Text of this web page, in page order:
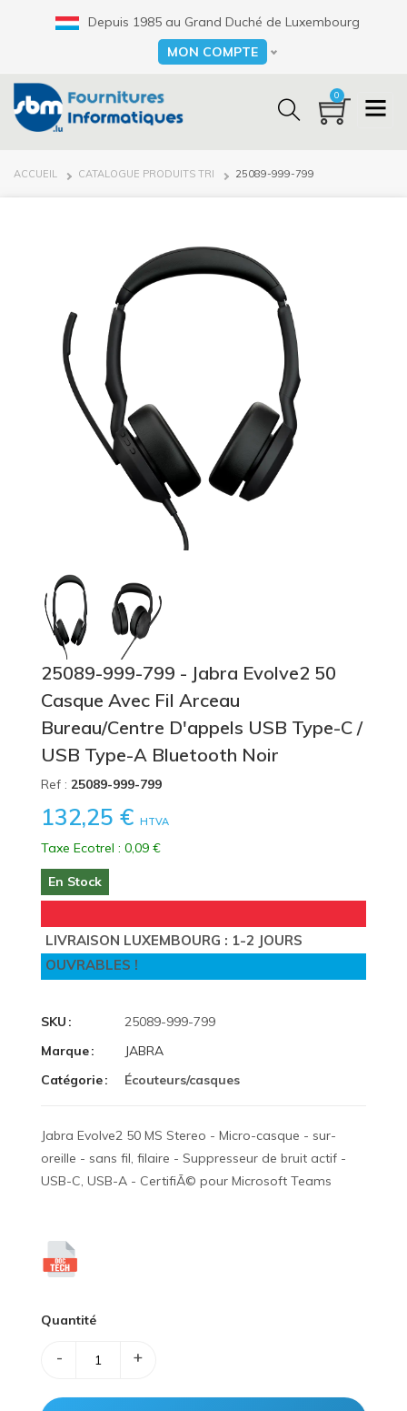
Depuis 1985 au Grand Duché de Luxembourg
Select your language
MON COMPTE
0
FIL
ACCUEIL CATALOGUE PRODUITS TRI 25089-999-799
25089-999-799 - Jabra Evolve2 50
Casque Avec Fil Arceau
Bureau/Centre D'appels USB Type-C /
USB Type-A Bluetooth Noir
Ref : 25089-999-799
132,25 € HTVA
Taxe Ecotrel : 0,09 €
En Stock
LIVRAISON LUXEMBOURG : 1-2 JOURS
OUVRABLES !
SKU
25089-999-799
Marque
JABRA
Catégorie
Écouteurs/casques
Jabra Evolve2 50 MS Stereo - Micro-casque - sur-
oreille - sans fil, filaire - Suppresseur de bruit actif -
USB-C, USB-A - CertifiÃ© pour Microsoft Teams
Quantité
- +